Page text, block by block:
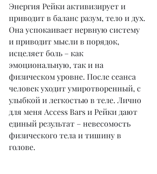
Энергия Рейки активизирует и
приводит в баланс разум, тело и дух.
Она успокаивает нервную систему
и приводит мысли в порядок,
исцеляет боль – как
эмоциональную, так и на
физическом уровне. После сеанса
человек уходит умиротворенный, с
улыбкой и легкостью в теле. Лично
для меня Access Bars и Рейки дают
единый результат – невесомость
физического тела и тишину в
голове.